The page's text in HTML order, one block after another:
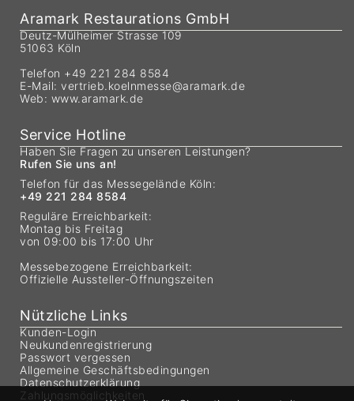
Aramark Restaurations GmbH
Deutz-Mülheimer Strasse 109
51063 Köln
Telefon +49 221 284 8584
E-Mail: vertrieb.koelnmesse@aramark.de
Web: www.aramark.de
Service Hotline
Haben Sie Fragen zu unseren Leistungen?
Rufen Sie uns an!
Telefon für das Messegelände Köln:
+49 221 284 8584
Reguläre Erreichbarkeit:
Montag bis Freitag
von 09:00 bis 17:00 Uhr
Messebezogene Erreichbarkeit:
Offizielle Aussteller-Öffnungszeiten
Nützliche Links
Kunden-Login
Neukundenregistrierung
Passwort vergessen
Allgemeine Geschäftsbedingungen
Datenschutzerklärung
Zahlungsmöglichkeiten